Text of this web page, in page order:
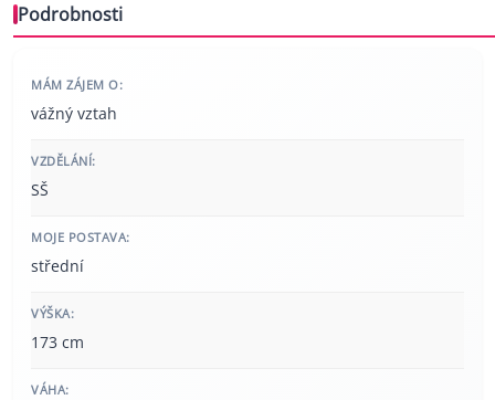
Podrobnosti
MÁM ZÁJEM O:
vážný vztah
VZDĚLÁNÍ:
SŠ
MOJE POSTAVA:
střední
VÝŠKA:
173 cm
VÁHA: